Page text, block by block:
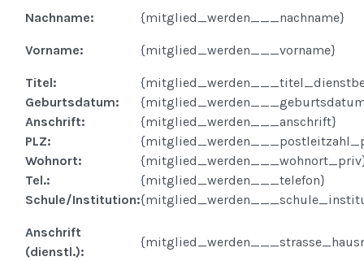
Nachname: {mitglied_werden___nachname}
Vorname: {mitglied_werden___vorname}
Titel:
Geburtsdatum:
Anschrift:
{mitglied_werden___anschrift}
PLZ:
Wohnort:
Tel.:
{mitglied_werden___telefon}
Schule/Institution:
Anschrift
(dienstl.):